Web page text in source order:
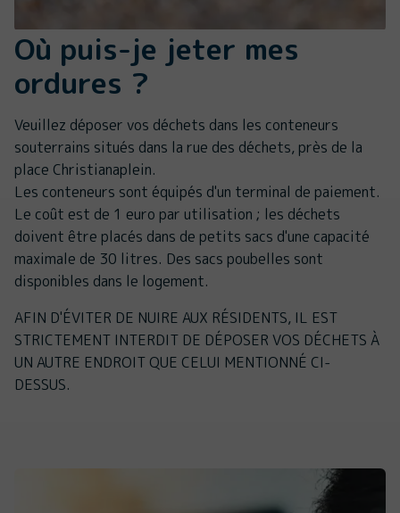
Où puis-je jeter mes
ordures ?
Veuillez déposer vos déchets dans les conteneurs
souterrains situés dans la rue des déchets, près de la
place Christianaplein.
Les conteneurs sont équipés d'un terminal de paiement.
Le coût est de 1 euro par utilisation ; les déchets
doivent être placés dans de petits sacs d'une capacité
maximale de 30 litres. Des sacs poubelles sont
disponibles dans le logement.
AFIN D'ÉVITER DE NUIRE AUX RÉSIDENTS, IL EST
STRICTEMENT INTERDIT DE DÉPOSER VOS DÉCHETS À
UN AUTRE ENDROIT QUE CELUI MENTIONNÉ CI-
DESSUS.